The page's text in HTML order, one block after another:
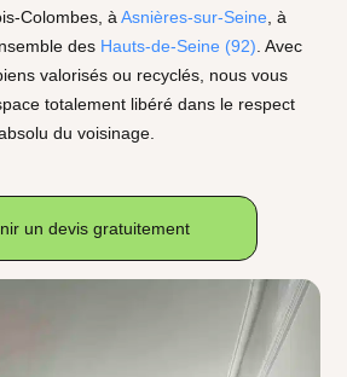
Colombes, àAsnières-sur-Seine, à
des Hauts-de-Seine (92). Avec
valorisés ou recyclés, nous vous
totalement libéré dans le respect
du voisinage.
un devis gratuitement